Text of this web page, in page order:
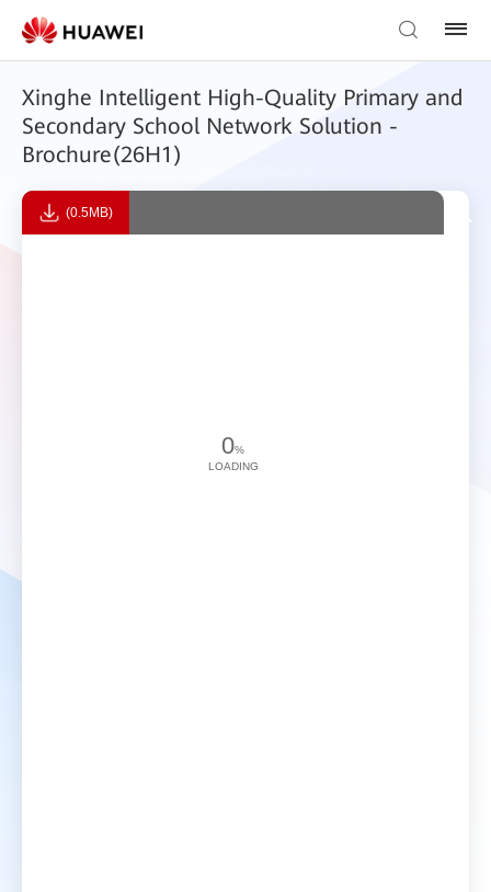
Xinghe Intelligent High-Quality Primary and
Secondary School Network Solution -
Brochure(26H1)
(0.5MB)
0%
LOADING